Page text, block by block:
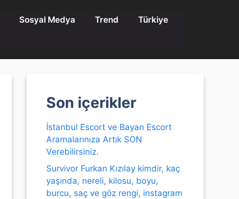
Sosyal Medya Trend Türkiye
Son içerikler
İstanbul Escort ve Bayan Escort
Aramalarınıza Artık SON
Verebilirsiniz.
Survivor Furkan Kızılay kimdir, kaç
yaşında, nereli, kilosu, boyu,
burcu, saç ve göz rengi, instagram